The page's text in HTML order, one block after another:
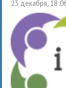
23 декабря,